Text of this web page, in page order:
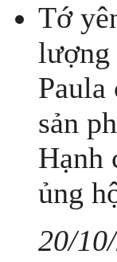
Tớ
lượng
Paula
sản
Hạnh
ủng
20/